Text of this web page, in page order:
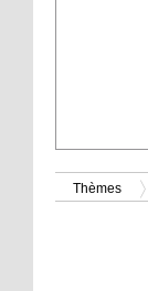
Thèmes